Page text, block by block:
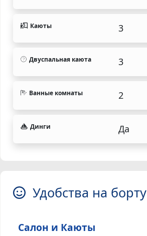
Каюты 3
Двуспальная каюта 3
Ванные комнаты 2
Динги Да
Удобства на борту
Салон и Каюты